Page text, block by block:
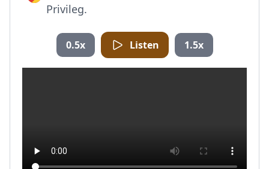
Privileg.
0.5x Listen 1.5x